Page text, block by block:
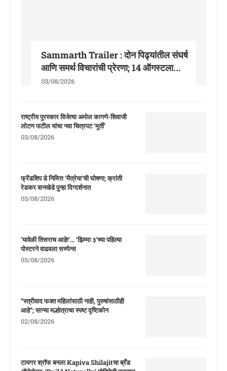
Sammarth Trailer : दोन पिढ्यांतील संघर्ष
आणि समर्थ विचारांची प्रेरणा; 14 ऑगस्टला...
03/08/2026
राष्ट्रीय पुरस्कार विजेत्या अमोल कागणे-शिवाजी
लोटण पाटील यांचा नवा चित्रपट ‘मूर्ती’
03/08/2026
फ्रेंडशिप डे निमित्त ‘मैत्रेया’ची घोषणा; क्रांती
रेडकर वानखेडे पुन्हा दिग्दर्शनात
03/08/2026
‘यावेळी तिसराच आहे!’… ‘झिम्मा ३’च्या पहिल्या
पोस्टरने वाढवला सस्पेन्स
03/08/2026
“स्त्रीवाद फक्त महिलांसाठी नाही, पुरुषांसाठीही
आहे”; सान्या मल्होत्राचा स्पष्ट दृष्टिकोन
02/08/2026
टायगर श्रॉफ बनला Kapiva Shilajitचा ब्रँड